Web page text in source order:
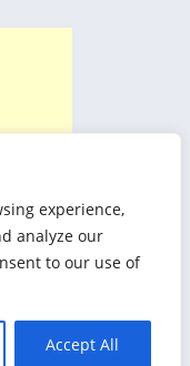
experience,
analyze our
to our use of
Accept All